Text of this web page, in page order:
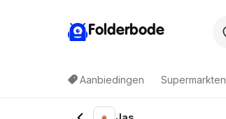
Folderbode
Aanbiedingen Supermarkten